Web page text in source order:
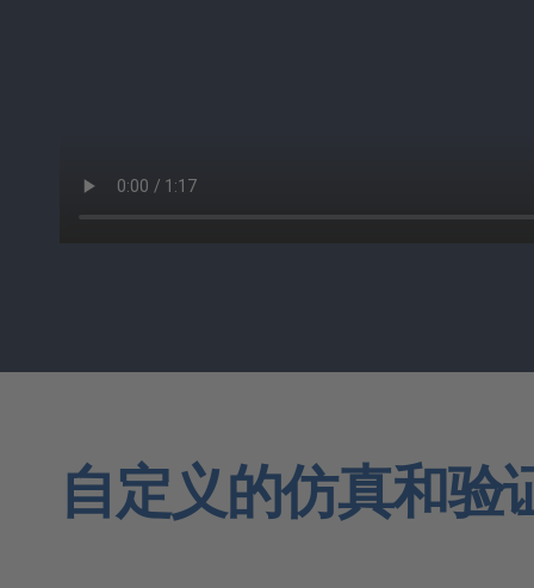
自定义的仿真和验